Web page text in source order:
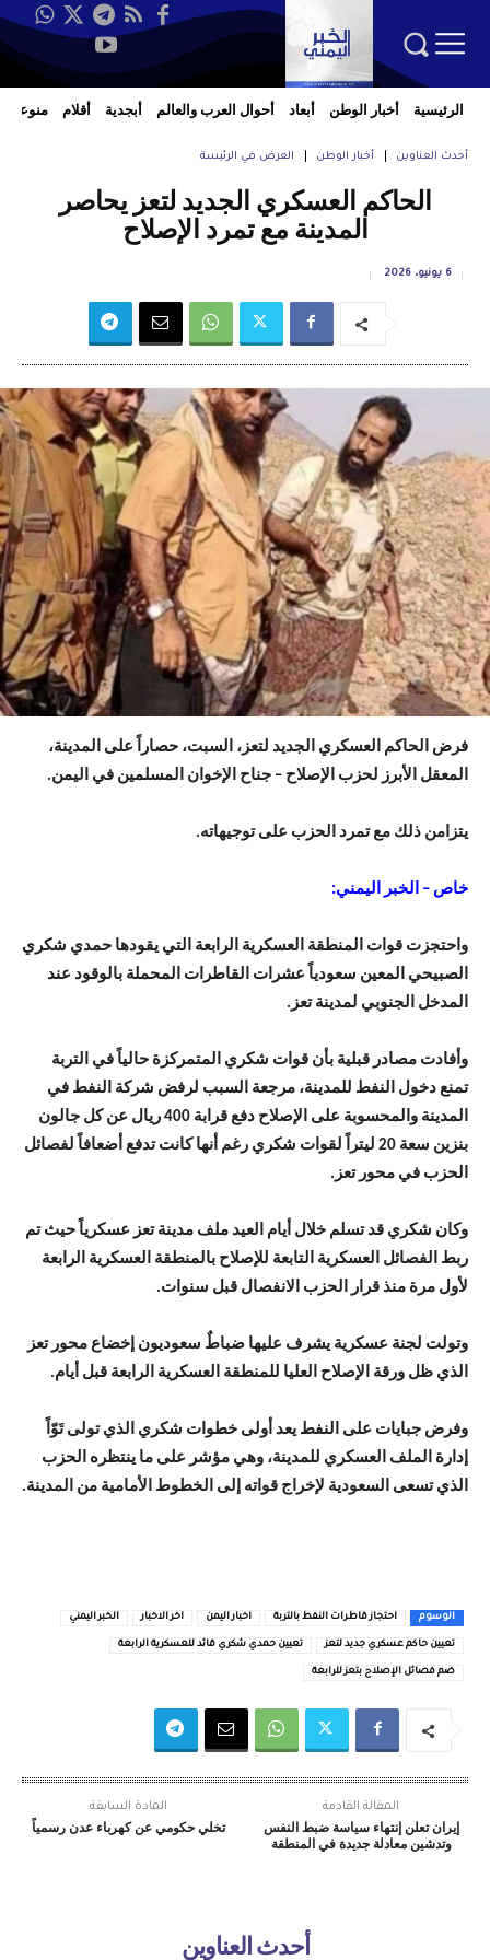
الرئيسية أخبار الوطن أبعاد أحوال العرب والعالم أبجدية أقلام منوعات
أحدث العناوين أخبار الوطن العرض في الرئيسة
الحاكم العسكري الجديد لتعز يحاصر
المدينة مع تمرد الإصلاح
6 يونيو، 2026
فرض الحاكم العسكري الجديد لتعز، السبت، حصاراً على المدينة،
المعقل الأبرز لحزب الإصلاح – جناح الإخوان المسلمين في اليمن.
يتزامن ذلك مع تمرد الحزب على توجيهاته.
خاص – الخبر اليمني:
واحتجزت قوات المنطقة العسكرية الرابعة التي يقودها حمدي شكري
الصبيحي المعين سعودياً عشرات القاطرات المحملة بالوقود عند
المدخل الجنوبي لمدينة تعز.
وأفادت مصادر قبلية بأن قوات شكري المتمركزة حالياً في التربة
تمنع دخول النفط للمدينة، مرجعة السبب لرفض شركة النفط في
المدينة والمحسوبة على الإصلاح دفع قرابة 400 ريال عن كل جالون
بنزين سعة 20 ليتراً لقوات شكري رغم أنها كانت تدفع أضعافاً لفصائل
الحزب في محور تعز.
وكان شكري قد تسلم خلال أيام العيد ملف مدينة تعز عسكرياً حيث تم
ربط الفصائل العسكرية التابعة للإصلاح بالمنطقة العسكرية الرابعة
لأول مرة منذ قرار الحزب الانفصال قبل سنوات.
وتولت لجنة عسكرية يشرف عليها ضباطٌ سعوديون إخضاع محور تعز
الذي ظل ورقة الإصلاح العليا للمنطقة العسكرية الرابعة قبل أيام.
وفرض جبايات على النفط يعد أولى خطوات شكري الذي تولى تَوّاً
إدارة الملف العسكري للمدينة، وهي مؤشر على ما ينتظره الحزب
الذي تسعى السعودية لإخراج قواته إلى الخطوط الأمامية من المدينة.
الوسوم احتجاز قاطرات النفط بالتربة اخبار اليمن اخر الاخبار الخبر اليمني
تعيين حاكم عسكري جديد لتعز تعيين حمدي شكري قائد للعسكرية الرابعة
ضم فصائل الإصلاح بتعز للرابعة
المادة السابقة
تخلي حكومي عن كهرباء عدن رسمياً
المقالة القادمة
إيران تعلن إنتهاء سياسة ضبط النفس
وتدشين معادلة جديدة في المنطقة
أحدث العناوين